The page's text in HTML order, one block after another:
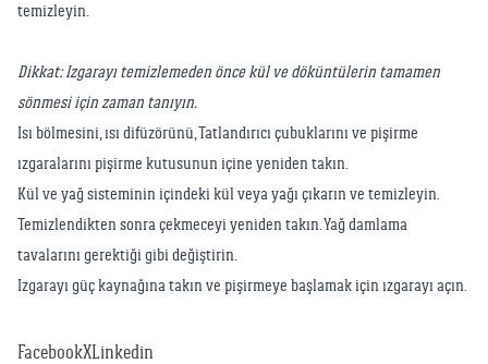
temizleyin.
Dikkat: Izgarayı temizlemeden önce kül ve döküntülerin tamamen
sönmesi için zaman tanıyın.
Isı bölmesini, ısı difüzörünü, Tatlandırıcı çubuklarını ve pişirme
ızgaralarını pişirme kutusunun içine yeniden takın.
Kül ve yağ sisteminin içindeki kül veya yağı çıkarın ve temizleyin.
Temizlendikten sonra çekmeceyi yeniden takın. Yağ damlama
tavalarını gerektiği gibi değiştirin.
Izgarayı güç kaynağına takın ve pişirmeye başlamak için ızgarayı açın.
FacebookXLinkedin